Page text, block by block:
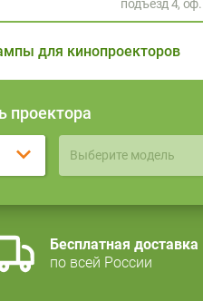
подъезд 4,
для кинопроекторов
проектора
Выберите модель
Бесплатная доставка
по всей России